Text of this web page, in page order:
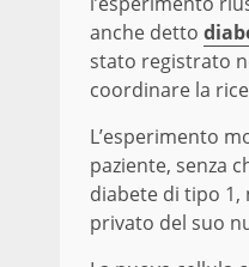
anche detto
stato registrato
coordinare la
L’esperimento
paziente, senza
diabete di tipo 1,
privato del suo